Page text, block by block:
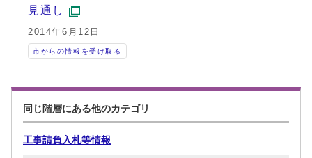
見通し
2014年6月12日
市からの情報を受け取る
同じ階層にある他のカテゴリ
工事請負入札等情報